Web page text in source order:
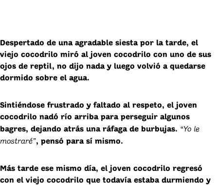
Despertado de una agradable siesta por la tarde, el
viejo cocodrilo miró al joven cocodrilo con uno de sus
ojos de reptil, no dijo nada y luego volvió a quedarse
dormido sobre el agua.
Sintiéndose frustrado y faltado al respeto, el joven
cocodrilo nadó río arriba para perseguir algunos
bagres, dejando atrás una ráfaga de burbujas. “Yo le
mostraré”, pensó para sí mismo.
Más tarde ese mismo día, el joven cocodrilo regresó
con el viejo cocodrilo que todavía estaba durmiendo y